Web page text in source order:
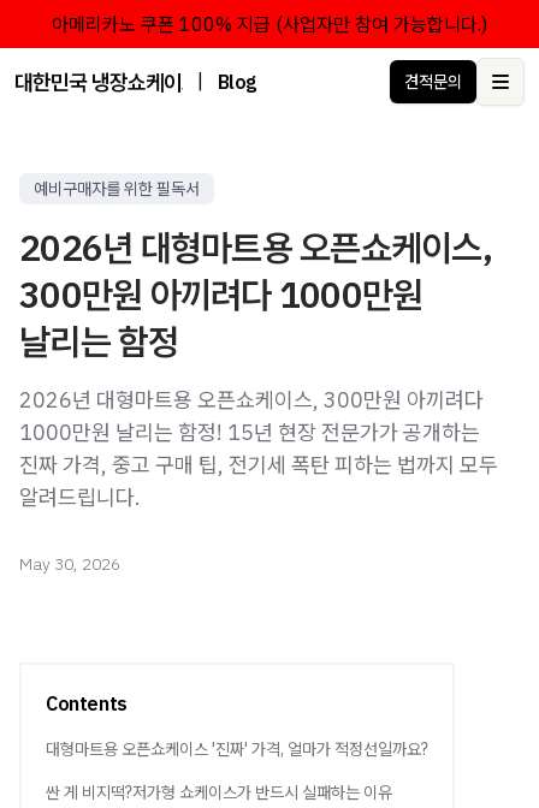
아메리카노 쿠폰 100% 지급 (사업자만 참여 가능합니다.)
대한민국 냉장쇼케이스 점유율 1위 브랜드 한성쇼케이스
Blog 견적문의
예비구매자를 위한 필독서
2026년 대형마트용 오픈쇼케이스,
300만원 아끼려다 1000만원
날리는 함정
2026년 대형마트용 오픈쇼케이스, 300만원 아끼려다
1000만원 날리는 함정! 15년 현장 전문가가 공개하는
진짜 가격, 중고 구매 팁, 전기세 폭탄 피하는 법까지 모두
알려드립니다.
May 30, 2026
Contents
대형마트용 오픈쇼케이스 '진짜' 가격, 얼마가 적정선일까요?
싼 게 비지떡?저가형 쇼케이스가 반드시 실패하는 이유